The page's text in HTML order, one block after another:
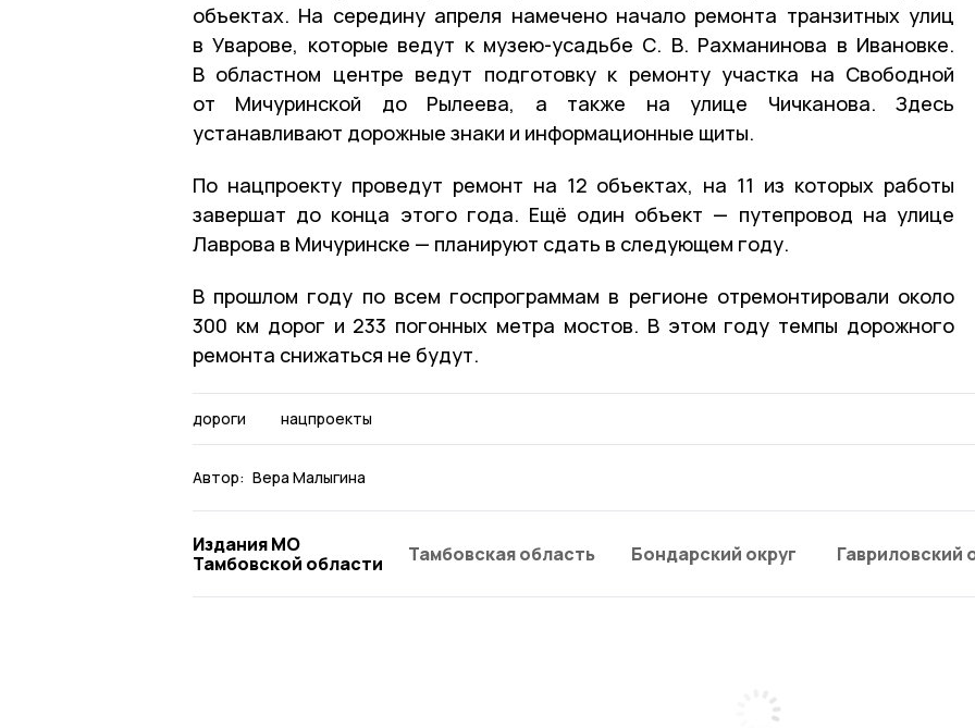
объектах. На середину апреля намечено начало ремонта транзитных улиц
в Уварове, которые ведут к музею-усадьбе С. В. Рахманинова в Ивановке.
В областном центре ведут подготовку к ремонту участка на Свободной
от Мичуринской до Рылеева, а также на улице Чичканова. Здесь
устанавливают дорожные знаки и информационные щиты.
По нацпроекту проведут ремонт на 12 объектах, на 11 из которых работы
завершат до конца этого года. Ещё один объект — путепровод на улице
Лаврова в Мичуринске — планируют сдать в следующем году.
В прошлом году по всем госпрограммам в регионе отремонтировали около
300 км дорог и 233 погонных метра мостов. В этом году темпы дорожного
ремонта снижаться не будут.
дороги нацпроекты
Автор: Вера Малыгина
Издания МО
Тамбовской области
Тамбовская область Бондарский округ Гавриловский